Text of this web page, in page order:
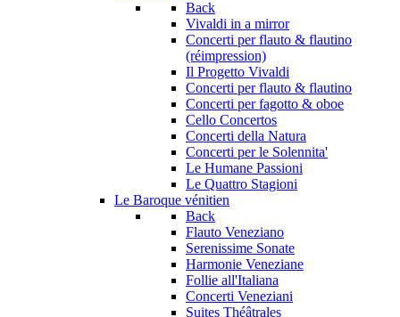
Back
Vivaldi in a mirror
Concerti per flauto & flautino
(réimpression)
Il Progetto Vivaldi
Concerti per flauto & flautino
Concerti per fagotto & oboe
Cello Concertos
Concerti della Natura
Concerti per le Solennita'
Le Humane Passioni
Le Quattro Stagioni
Le Baroque vénitien
Back
Flauto Veneziano
Serenissime Sonate
Harmonie Veneziane
Follie all'Italiana
Concerti Veneziani
Suites Théâtrales